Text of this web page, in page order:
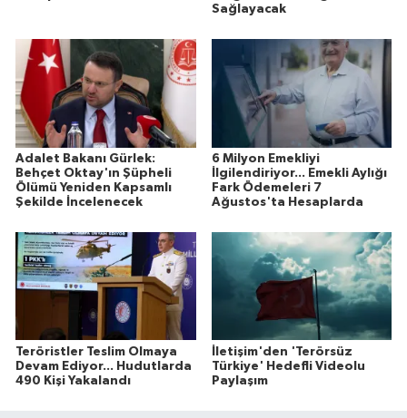
Sağlayacak
Adalet Bakanı Gürlek:
Behçet Oktay'ın Şüpheli
Ölümü Yeniden Kapsamlı
Şekilde İncelenecek
6 Milyon Emekliyi
İlgilendiriyor... Emekli Aylığı
Fark Ödemeleri 7
Ağustos'ta Hesaplarda
Teröristler Teslim Olmaya
Devam Ediyor... Hudutlarda
490 Kişi Yakalandı
İletişim'den 'Terörsüz
Türkiye' Hedefli Videolu
Paylaşım